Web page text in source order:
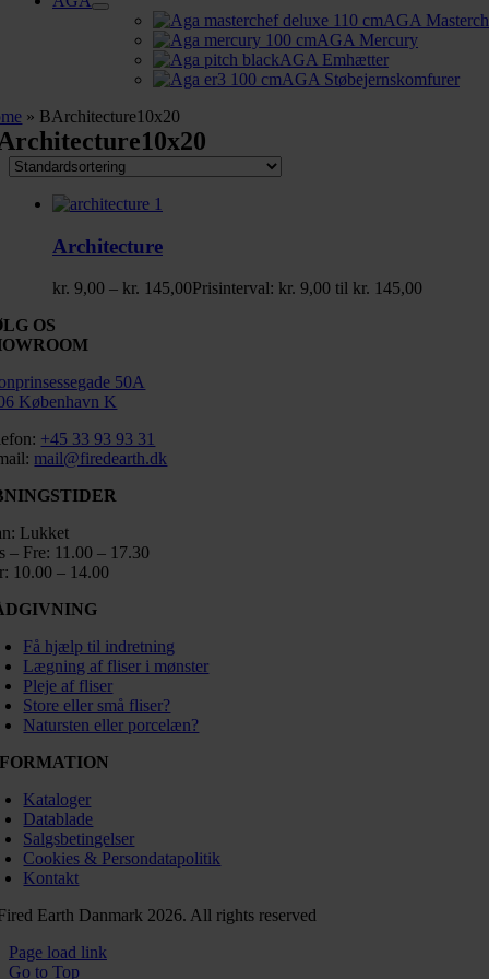
AGA
AGA Mercury
AGA Emhætter
AGA Støbejernskomfurer
» BArchitecture10x20
Architecture
kr. 9,00 – kr. 145,00Prisinterval: kr. 9,00 til kr. 145,00
OS
50A
København K
+45 33 93 93 31
mail@firedearth.dk
Lukket
– Fre: 11.00 – 17.30
10.00 – 14.00
Få hjælp til indretning
Lægning af fliser i mønster
Pleje af fliser
Store eller små fliser?
Natursten eller porcelæn?
Kataloger
Datablade
Salgsbetingelser
Cookies & Persondatapolitik
Kontakt
Earth Danmark 2026. All rights reserved
Page load link
Go to Top